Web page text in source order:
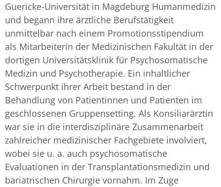
Guericke-Universität in Magdeburg Humanmedizin
und begann ihre ärztliche Berufstätigkeit
unmittelbar nach einem Promotionsstipendium
als Mitarbeiterin der Medizinischen Fakultät in der
dortigen Universitätsklinik für Psychosomatische
Medizin und Psychotherapie. Ein inhaltlicher
Schwerpunkt ihrer Arbeit bestand in der
Behandlung von Patientinnen und Patienten im
geschlossenen Gruppensetting. Als Konsiliarärztin
war sie in die interdisziplinäre Zusammenarbeit
zahlreicher medizinischer Fachgebiete involviert,
wobei sie u. a. auch psychosomatische
Evaluationen in der Transplantationsmedizin und
bariatrischen Chirurgie vornahm. Im Zuge